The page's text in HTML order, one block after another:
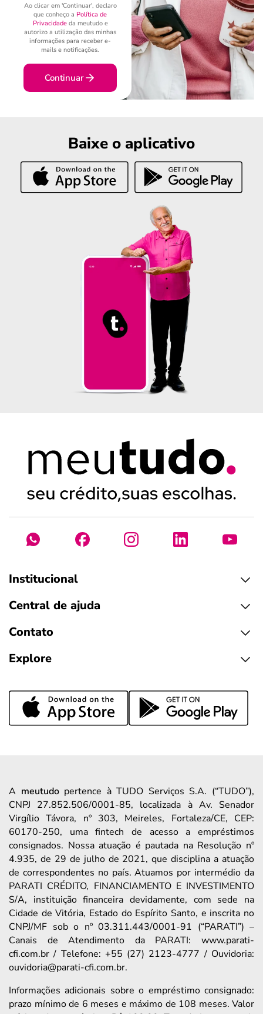
Ao clicar em 'Continuar', declaro
que conheço a Política de
Privacidadeda meutudo e
autorizo a utilização das minhas
informações para receber e-
mails e notificações.
Continuar
Baixe o aplicativo
Institucional
Central de ajuda
Contato
Explore
A meutudopertence à TUDO Serviços S.A. (“TUDO”),
CNPJ 27.852.506/0001-85, localizada à Av. Senador
Virgílio Távora, nº 303, Meireles, Fortaleza/CE, CEP:
60170-250, uma fintech de acesso a empréstimos
consignados. Nossa atuação é pautada na Resolução nº
4.935, de 29 de julho de 2021, que disciplina a atuação
de correspondentes no país. Atuamos por intermédio da
PARATI CRÉDITO, FINANCIAMENTO E INVESTIMENTO
S/A, instituição financeira devidamente, com sede na
Cidade de Vitória, Estado do Espírito Santo, e inscrita no
CNPJ/MF sob o nº 03.311.443/0001-91 (“PARATI”) –
Canais de Atendimento da PARATI: www.parati-
cfi.com.br / Telefone: +55 (27) 2123-4777 / Ouvidoria:
ouvidoria@parati-cfi.com.br.
Informações adicionais sobre o empréstimo consignado:
prazo mínimo de 6 meses e máximo de 108 meses. Valor